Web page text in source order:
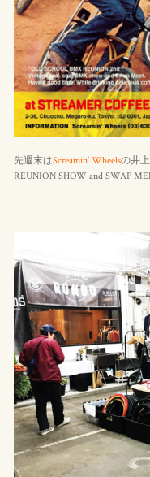
先週末はScreamin’ Wheelsの井
REUNION SHOW and SWAP